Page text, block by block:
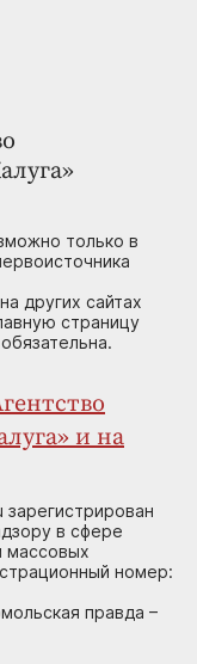
только в
других сайтах
страницу
и на
зарегистрирован
в сфере
массовых
номер:
правда –